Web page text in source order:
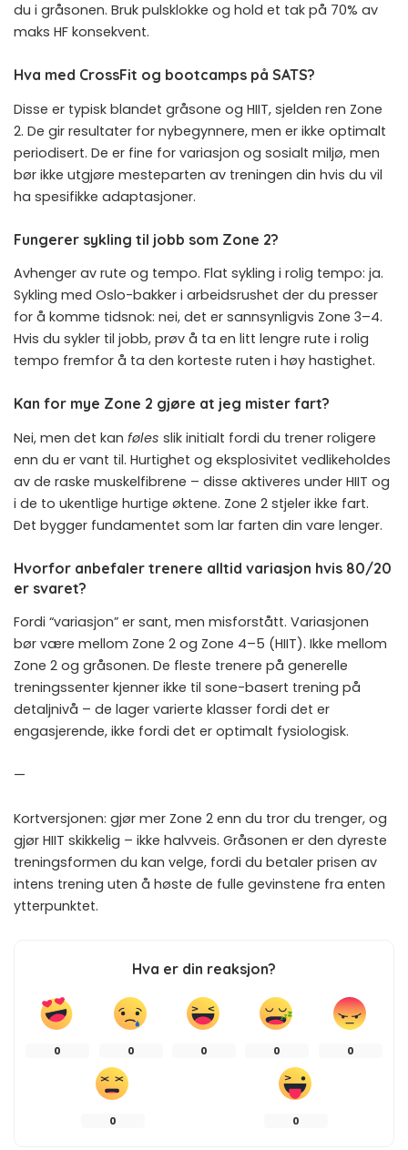
du i gråsonen. Bruk pulsklokke og hold et tak på 70% av
maks HF konsekvent.
Hva med CrossFit og bootcamps på SATS?
Disse er typisk blandet gråsone og HIIT, sjelden ren Zone
2. De gir resultater for nybegynnere, men er ikke optimalt
periodisert. De er fine for variasjon og sosialt miljø, men
bør ikke utgjøre mesteparten av treningen din hvis du vil
ha spesifikke adaptasjoner.
Fungerer sykling til jobb som Zone 2?
Avhenger av rute og tempo. Flat sykling i rolig tempo: ja.
Sykling med Oslo-bakker i arbeidsrushet der du presser
for å komme tidsnok: nei, det er sannsynligvis Zone 3–4.
Hvis du sykler til jobb, prøv å ta en litt lengre rute i rolig
tempo fremfor å ta den korteste ruten i høy hastighet.
Kan for mye Zone 2 gjøre at jeg mister fart?
Nei, men det kan føles slik initialt fordi du trener roligere
enn du er vant til. Hurtighet og eksplosivitet vedlikeholdes
av de raske muskelfibrene – disse aktiveres under HIIT og
i de to ukentlige hurtige øktene. Zone 2 stjeler ikke fart.
Det bygger fundamentet som lar farten din vare lenger.
Hvorfor anbefaler trenere alltid variasjon hvis 80/20
er svaret?
Fordi “variasjon” er sant, men misforstått. Variasjonen
bør være mellom Zone 2 og Zone 4–5 (HIIT). Ikke mellom
Zone 2 og gråsonen. De fleste trenere på generelle
treningssenter kjenner ikke til sone-basert trening på
detaljnivå – de lager varierte klasser fordi det er
engasjerende, ikke fordi det er optimalt fysiologisk.
—
Kortversjonen: gjør mer Zone 2 enn du tror du trenger, og
gjør HIIT skikkelig – ikke halvveis. Gråsonen er den dyreste
treningsformen du kan velge, fordi du betaler prisen av
intens trening uten å høste de fulle gevinstene fra enten
ytterpunktet.
Hva er din reaksjon?
0 0 0 0 0
0 0